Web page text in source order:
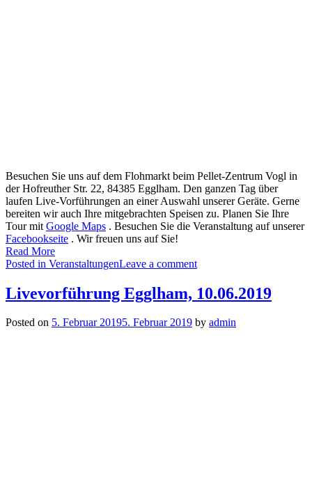
Besuchen Sie uns auf dem Flohmarkt beim Pellet-Zentrum Vogl in
der Hofreuther Str. 22, 84385 Egglham. Den ganzen Tag über
laufen Live-Vorführungen an einer Auswahl unserer Geräte. Gerne
bereiten wir auch Ihre mitgebrachten Speisen zu. Planen Sie Ihre
Tour mit Google Maps . Besuchen Sie die Veranstaltung auf unserer
Facebookseite . Wir freuen uns auf Sie!
Read More
Posted in VeranstaltungenLeave a comment
Livevorführung Egglham, 10.06.2019
Posted on 5. Februar 20195. Februar 2019 by admin